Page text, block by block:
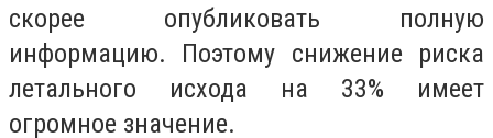
скорее опубликовать полную
информацию. Поэтому снижение риска
летального исхода на 33% имеет
огромное значение.